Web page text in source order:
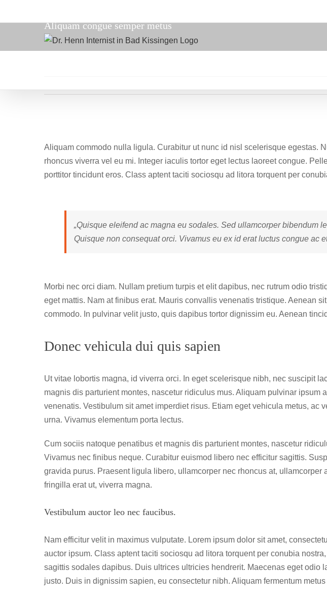
Aliquam congue semper metus
grösseres
Bild
Aliquam commodo nulla ligula. Curabitur ut nunc id nisl scelerisque egestas.
rhoncus viverra vel eu mi. Integer iaculis tortor eget lectus laoreet congue.
porttitor tincidunt eros. Class aptent taciti sociosqu ad litora torquent per
„Quisque eleifend ac magna eu sodales. Sed ullamcorper bibendum
Quisque non consequat orci. Vivamus eu ex id erat luctus congue ac
Morbi nec orci diam. Nullam pretium turpis et elit dapibus, nec rutrum odio
eget mattis. Nam at finibus erat. Mauris convallis venenatis tristique. Aenean
commodo. In pulvinar velit justo, quis dapibus tortor dignissim eu. Aenean
Donec vehicula dui quis sapien
Ut vitae lobortis magna, id viverra orci. In eget scelerisque nibh, nec suscipit
magnis dis parturient montes, nascetur ridiculus mus. Aliquam pulvinar ipsum
venenatis. Vestibulum sit amet imperdiet risus. Etiam eget vehicula metus, ac
urna. Vivamus elementum porta lectus.
Cum sociis natoque penatibus et magnis dis parturient montes, nascetur
Vivamus nec finibus neque. Curabitur euismod libero nec efficitur sagittis.
gravida purus. Praesent ligula libero, ullamcorper nec rhoncus at, ullamcorper
fringilla erat ut, viverra magna.
Vestibulum auctor leo nec faucibus.
Nam efficitur velit in maximus vulputate. Lorem ipsum dolor sit amet,
auctor ipsum. Class aptent taciti sociosqu ad litora torquent per conubia
sagittis sodales dapibus. Duis ultrices ultricies hendrerit. Maecenas eget odio
justo. Duis in dignissim sapien, eu consectetur nibh. Aliquam fermentum